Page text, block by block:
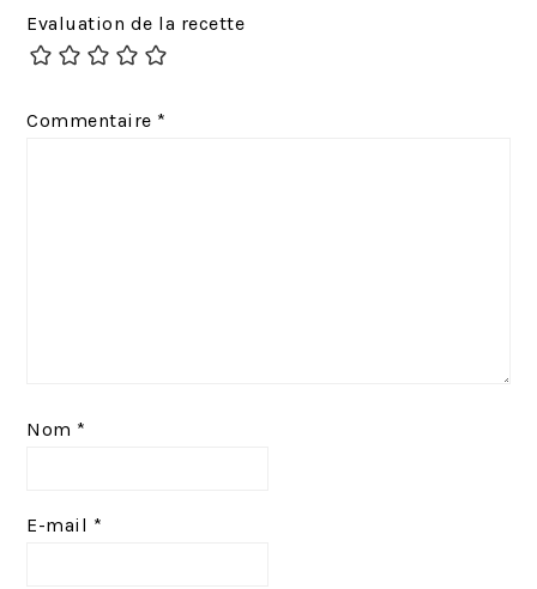
é
d
n
Evaluation de la recette
Commentaire *
Nom *
E-mail *